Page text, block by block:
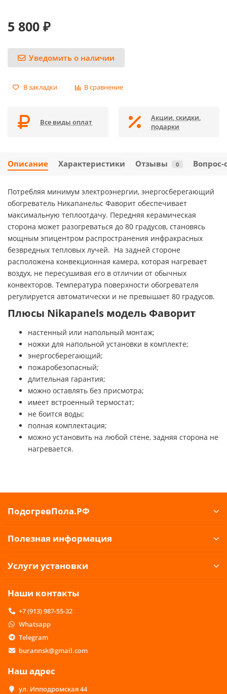
5 800 ₽
Уведомить о наличии
В закладки В сравнение
Все виды оплат
Акции, скидки,
подарки
Описание Характеристики Отзывы 0 Вопрос-
Потребляя минимум электроэнергии, энергосберегающий
обогреватель Никапанельс Фаворит обеспечивает
максимальную теплоотдачу. Передняя керамическая
сторона может разогреваться до 80 градусов, становясь
мощным эпицентром распространения инфракрасных
безвредных тепловых лучей. На задней стороне
расположена конвекционная камера, которая нагревает
воздух, не пересушивая его в отличии от обычных
конвекторов. Температура поверхности обогревателя
регулируется автоматически и не превышает 80 градусов.
Плюсы Nikapanels модель Фаворит
настенный или напольный монтаж;
ножки для напольной установки в комплекте;
энергосберегающий;
пожаробезопасный;
длительная гарантия;
можно оставлять без присмотра;
имеет встроенный термостат;
не боится воды;
полная комплектация;
можно установить на любой стене, задняя сторона не
нагревается.
ПодогревПола.РФ
Полезная информация
Услуги установки
Наши контакты
+7 (913) 987-55-32
Whatsapp
Telegram
burannsk@gmail.com
Наш адрес
ул. Ипподромская 44